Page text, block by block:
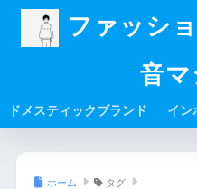
ファッシ
音
ドメスティックブランド イン
ホーム タグ